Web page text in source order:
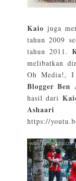
Kaio juga
tahun 2009
tahun 2011.
melibatkan
Oh Media!,
Blogger
hasil dari
Ashaari
https://